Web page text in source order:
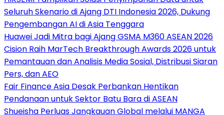
Seluruh Skenario di Ajang DTI Indonesia 2026, Dukung
Pengembangan AI di Asia Tenggara
Huawei Jadi Mitra bagi Ajang GSMA M360 ASEAN 2026
Cision Raih MarTech Breakthrough Awards 2026 untuk
Pemantauan dan Analisis Media Sosial, Distribusi Siaran
Pers, dan AEO
Fair Finance Asia Desak Perbankan Hentikan
Pendanaan untuk Sektor Batu Bara di ASEAN
Shueisha Perluas Jangkauan Global melalui MANGA